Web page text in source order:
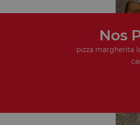
Nos
pizza margherita